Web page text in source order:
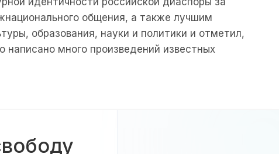
общения, а также лучшим
образования, науки и политики и отметил,
написано много произведений известных